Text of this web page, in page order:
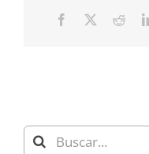
Facebook
Buscar: